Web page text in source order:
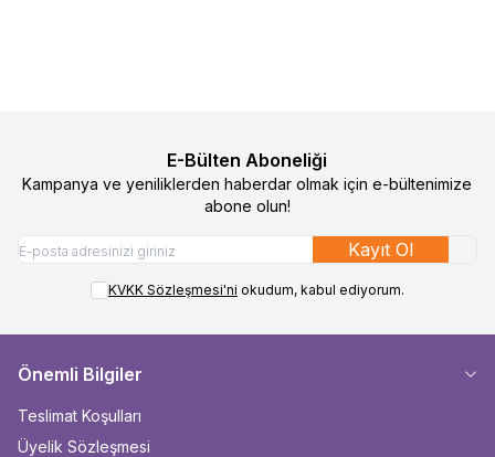
E-Bülten Aboneliği
Kampanya ve yeniliklerden haberdar olmak için e-bültenimize
abone olun!
Kayıt Ol
KVKK Sözleşmesi'ni okudum, kabul ediyorum.
Önemli Bilgiler
Teslimat Koşulları
Üyelik Sözleşmesi